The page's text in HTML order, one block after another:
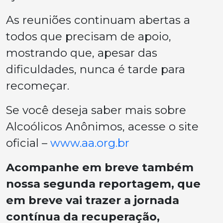
As reuniões continuam abertas a
todos que precisam de apoio,
mostrando que, apesar das
dificuldades, nunca é tarde para
recomeçar.
Se você deseja saber mais sobre
Alcoólicos Anônimos, acesse o site
oficial – www.aa.org.br
Acompanhe em breve também
nossa segunda reportagem, que
em breve vai trazer a jornada
contínua da recuperação,